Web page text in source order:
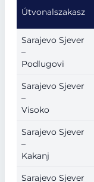
Útvonalszakasz
Sarajevo Sjever
–
Podlugovi
Sarajevo Sjever
–
Visoko
Sarajevo Sjever
–
Kakanj
Sarajevo Sjever